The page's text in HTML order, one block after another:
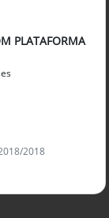
PLATAFORMA
2018